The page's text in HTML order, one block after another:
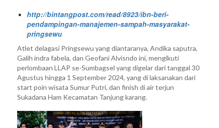
http://bintangpost.com/read/8923/ibn-beri-
pendampingan-manajemen-sampah-masyarakat-
pringsewu
Atlet delagasi Pringsewu yang diantaranya, Andika saputra,
Galih indra fabela, dan Geofani Alvisndo ini, mengikuti
perlombaan LLAP se-Sumbagsel yang digelar dari tanggal 30
Agustus hingga 1 September 2024, yang di laksanakan dari
start poin wisata Sumur Putri, dan finish di air terjun
Sukadana Ham Kecamatan Tanjung karang.